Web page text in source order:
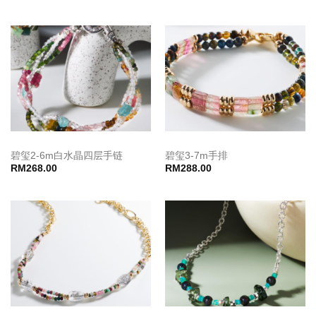
碧玺2-6m白水晶四层手链
RM 268.00
碧玺3-7m手排
RM 288.00